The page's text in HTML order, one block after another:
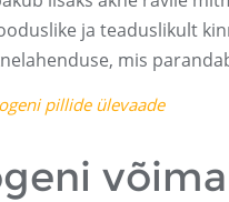
ja teaduslikult
mis
pillide ülevaade